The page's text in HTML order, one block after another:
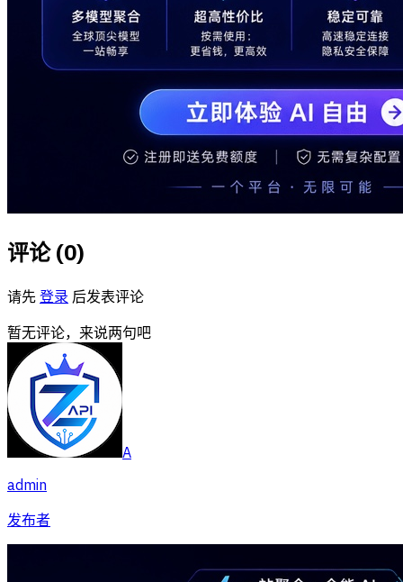
评论 (0)
请先 登录 后发表评论
暂无评论，来说两句吧
A
admin
发布者